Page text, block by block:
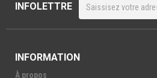
INFOLETTRE
INFORMATION
À propos